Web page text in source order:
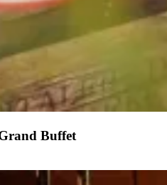
Buffet